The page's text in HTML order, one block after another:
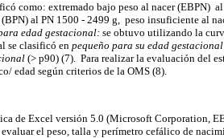
como: extremado bajo peso al nacer (EBPN)
al PN 1500 - 2499 g, peso insuficiente al
edad gestacional: se obtuvo utilizando la
se clasificó en pequeño para su edad gestacional
(> p90) (7). Para realizar la evaluación del
edad según criterios de la OMS (8).
de Excel versión 5.0 (Microsoft Corporation,
el peso, talla y perímetro cefálico de